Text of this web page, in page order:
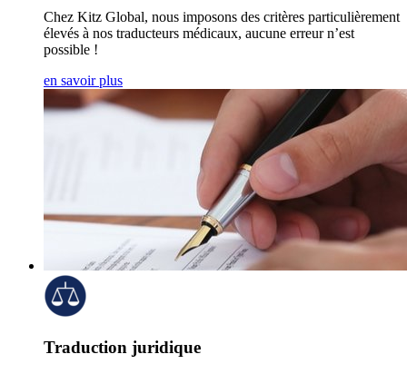
Chez Kitz Global, nous imposons des critères particulièrement
élevés à nos traducteurs médicaux, aucune erreur n’est
possible !
en savoir plus
Traduction juridique